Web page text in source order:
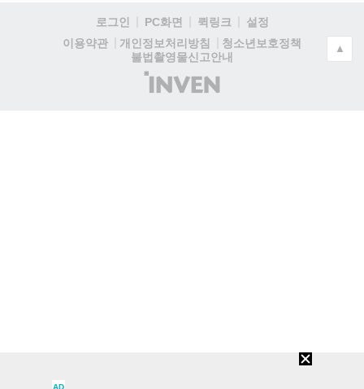
로그인 PC화면 퀵링크
설정
이용약관
개인정보처리방침
청소년보호정책
불법촬영물신고안내
(주)
인
▲
AD